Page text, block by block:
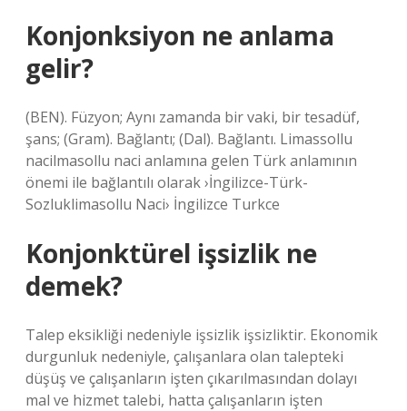
Konjonksiyon ne anlama
gelir?
(BEN). Füzyon; Aynı zamanda bir vaki, bir tesadüf,
şans; (Gram). Bağlantı; (Dal). Bağlantı. Limassollu
nacilmasollu naci anlamına gelen Türk anlamının
önemi ile bağlantılı olarak ›İngilizce-Türk-
Sozluklimasollu Naci› İngilizce Turkce
Konjonktürel işsizlik ne
demek?
Talep eksikliği nedeniyle işsizlik işsizliktir. Ekonomik
durgunluk nedeniyle, çalışanlara olan talepteki
düşüş ve çalışanların işten çıkarılmasından dolayı
mal ve hizmet talebi, hatta çalışanların işten